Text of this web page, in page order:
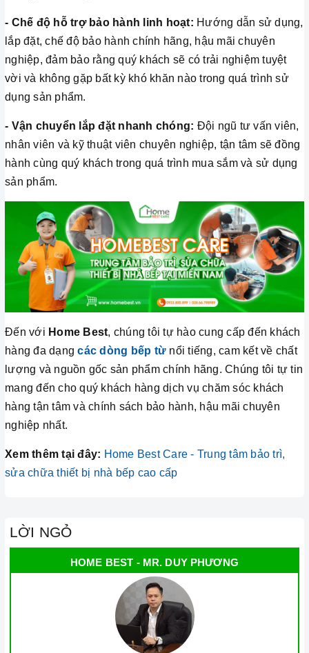
- Chế độ hỗ trợ bảo hành linh hoạt: Hướng dẫn sử dụng,
lắp đặt, chế độ bảo hành chính hãng, hậu mãi chuyên
nghiệp, đảm bảo rằng quý khách sẽ có trải nghiệm tuyệt
vời và không gặp bất kỳ khó khăn nào trong quá trình sử
dụng sản phẩm.
- Vận chuyển lắp đặt nhanh chóng: Đội ngũ tư vấn viên,
nhân viên và kỹ thuật viên chuyên nghiệp, tận tâm sẽ đồng
hành cùng quý khách trong quá trình mua sắm và sử dụng
sản phẩm.
Đến với Home Best, chúng tôi tự hào cung cấp đến khách
hàng đa dạngcác dòng bếp từ nổi tiếng, cam kết về chất
lượng và nguồn gốc sản phẩm chính hãng. Chúng tôi tự tin
mang đến cho quý khách hàng dịch vụ chăm sóc khách
hàng tận tâm và chính sách bảo hành, hậu mãi chuyên
nghiệp nhất.
Xem thêm tại đây: Home Best Care - Trung tâm bảo trì,
sửa chữa thiết bị nhà bếp cao cấp
LỜI NGỎ
HOME BEST - MR. DUY PHƯƠNG